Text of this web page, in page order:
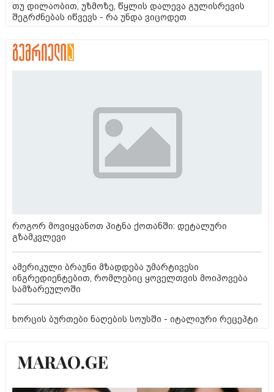
თუ დილაობით, უზმოზე, წყლის დალევა გულისრევის
შეგრძნებას იწვევს - რა უნდა ვიცოდეთ
როგორ მოვიყვანოთ პიტნა ქოთანში: დეტალური
გზამკვლევი
ამერიკული ბრაუნი მზადდება უმარტივესი
ინგრედიენტებით, რომლებიც ყოველთვის მოიპოვება
სამზარეულოში
ხორცის ბურთები ნაღების სოუსში - იტალიური რეცეპტი